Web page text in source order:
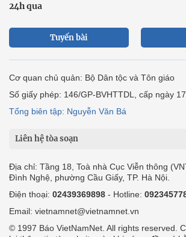
24h qua
Tuyến bài
Cơ quan chủ quản: Bộ Dân tộc và Tôn giáo
Số giấy phép: 146/GP-BVHTTDL, cấp ngày
Tổng biên tập: Nguyễn Văn Bá
Liên hệ tòa soạn
Địa chỉ: Tầng 18, Toà nhà Cục Viễn thông
Đình Nghệ, phường Cầu Giấy, TP. Hà Nội.
Điện thoại: 02439369898 - Hotline:
Email: vietnamnet@vietnamnet.vn
© 1997 Báo VietNamNet. All rights reserved.